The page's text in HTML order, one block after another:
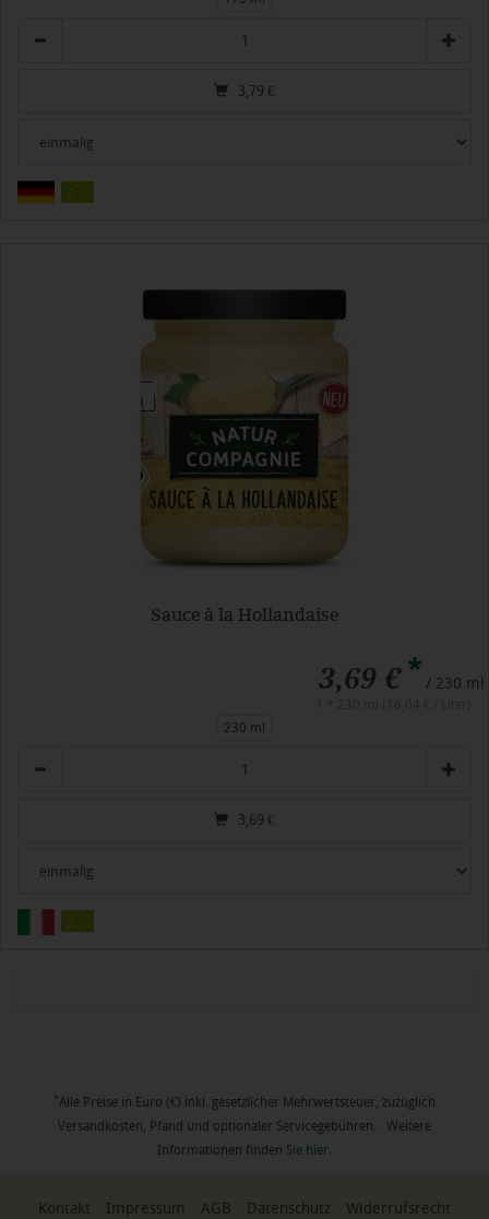
3,79 €
Sauce à la Hollandaise
3,69 €* / 230 ml
230 ml
3,69 €
*Alle Preise in Euro (€) inkl. gesetzlicher Mehrwertsteuer, zuzüglich
Versandkosten, Pfand und optionaler Servicegebühren. Weitere
Informationen finden Sie hier.
Kontakt Impressum AGB Datenschutz
Widerrufsrecht